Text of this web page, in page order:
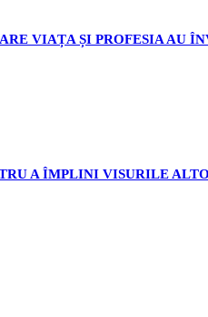
VIAȚA ȘI PROFESIA AU
A ÎMPLINI VISURILE